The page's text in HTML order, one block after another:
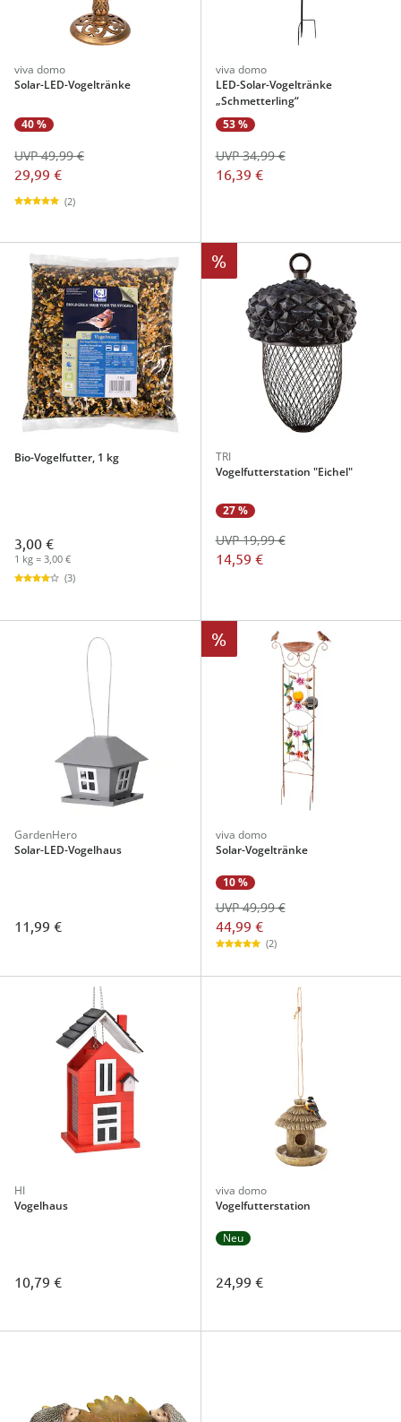
viva domo
Solar-LED-Vogeltränke
40 %
29,99 €
UVP 49,99 €
(2)
viva domo
LED-Solar-Vogeltränke
„Schmetterling“
53 %
16,39 €
UVP 34,99 €
Bio-Vogelfutter, 1 kg
3,00 €
1 kg = 3,00 €
(3)
%
TRI
Vogelfutterstation "Eichel"
27 %
14,59 €
UVP 19,99 €
GardenHero
Solar-LED-Vogelhaus
11,99 €
%
viva domo
Solar-Vogeltränke
10 %
44,99 €
UVP 49,99 €
(2)
HI
Vogelhaus
10,79 €
viva domo
Vogelfutterstation
Neu
24,99 €